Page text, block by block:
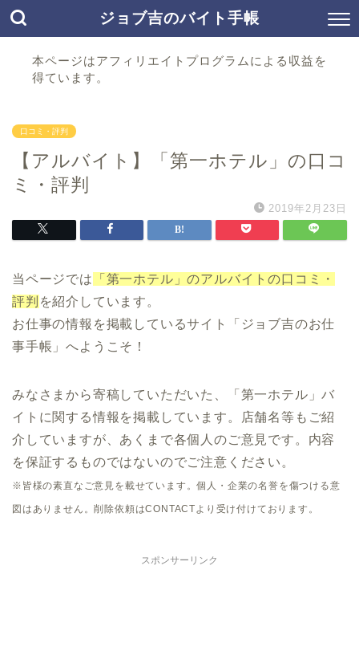
ジョブ吉のバイト手帳
本ページはアフィリエイトプログラムによる収益を
得ています。
口コミ・評判
【アルバイト】「第一ホテル」の口コ
ミ・評判
2019年2月23日
当ページでは
「第一ホテル」のアルバイトの口コミ・
評判 を紹介しています。
お仕事の情報を掲載しているサイト「ジョブ吉のお仕
事手帳」へようこそ！
みなさまから寄稿していただいた、「第一ホテル」バ
イトに関する情報を掲載しています。店舗名等もご紹
介していますが、あくまで各個人のご意見です。内容
を保証するものではないのでご注意ください。
※皆様の素直なご意見を載せています。個人・企業の名誉を傷つける意
図はありません。削除依頼はCONTACTより受け付けております。
スポンサーリンク